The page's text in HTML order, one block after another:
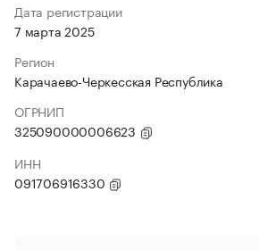
Дата регистрации
7 марта 2025
Регион
Карачаево-Черкесская Республика
ОГРНИП
325090000006623
ИНН
091706916330